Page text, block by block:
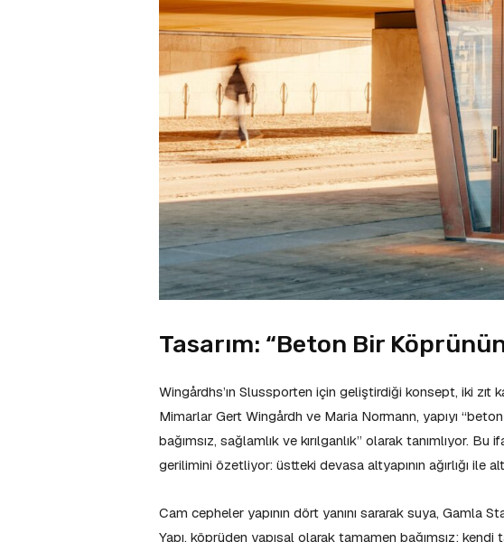
Tasarım: “Beton Bir
Wingårdhs’ın Slussporten için geliştirdiği konsept, iki zıt
Mimarlar Gert Wingårdh ve Maria Normann, yapıyı
bağımsız, sağlamlık ve kırılganlık” olarak tanımlıyor.
gerilimini özetliyor: üstteki devasa altyapının ağırlığı ile
Cam cepheler yapının dört yanını sararak suya, Gamla
Yapı, köprüden yapısal olarak tamamen bağımsız; kendi